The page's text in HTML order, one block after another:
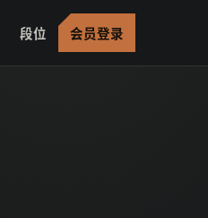
段位 会员登录